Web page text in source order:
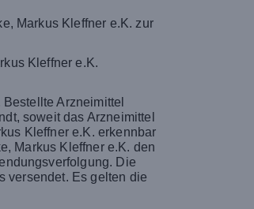
Markus Kleffner e.K. zur
Kleffner e.K.
Arzneimittel
soweit das Arzneimittel
Kleffner e.K. erkennbar
Markus Kleffner e.K. den
Die
versendet. Es gelten die